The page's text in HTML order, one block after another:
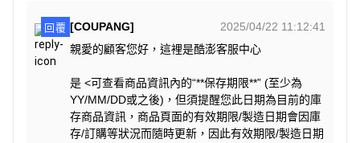
回覆 [COUPANG]
2025/04/22 11:12:41
親愛的顧客您好，這裡是酷澎客服中心
是 <可查看商品資訊內的“**保存期限**” (至少為
YY/MM/DD或之後)，但須提醒您此日期為目前的庫
存商品資訊，商品頁面的有效期限/製造日期會因庫
存/訂購等狀況而隨時更新，因此有效期限/製造日期